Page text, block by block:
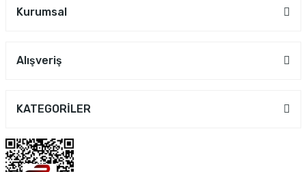
Kurumsal
Alışveriş
KATEGORİLER